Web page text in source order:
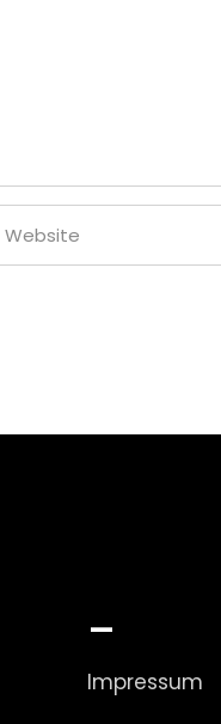
_
Impressum